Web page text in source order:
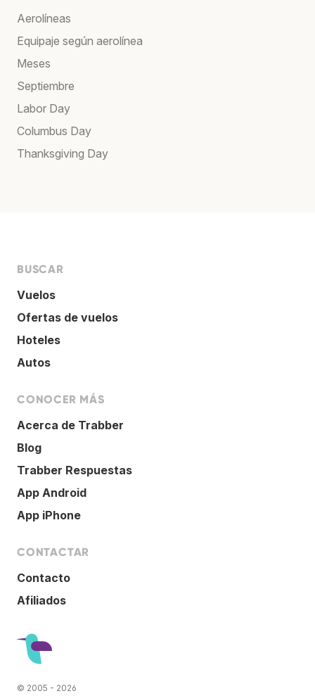
Aerolíneas
Equipaje según aerolínea
Meses
Septiembre
Labor Day
Columbus Day
Thanksgiving Day
BUSCAR
Vuelos
Ofertas de vuelos
Hoteles
Autos
CONOCER MÁS
Acerca de Trabber
Blog
Trabber Respuestas
App Android
App iPhone
CONTACTAR
Contacto
Afiliados
© 2005 - 2026